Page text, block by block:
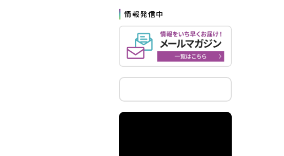
情報発信中